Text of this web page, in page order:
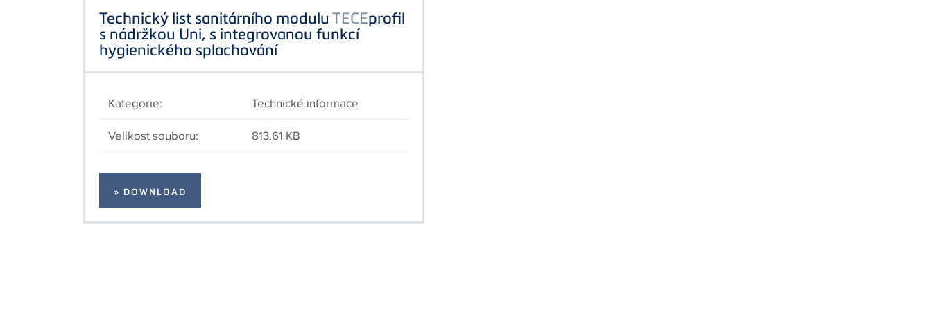
Technický list sanitárního modulu TECEprofil
s nádržkou Uni, s integrovanou funkcí
hygienického splachování
Kategorie:
Technické informace
Velikost souboru:
813.61 KB
» DOWNLOAD